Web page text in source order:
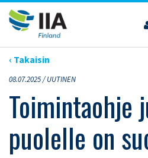
Siirry
sisältöön
›ARTIKKELIT›TOIMINTAOHJE JULKISELLE
‹ Takaisin
08.07.2025 /UUTINEN
Toimintaohje
puolelle on